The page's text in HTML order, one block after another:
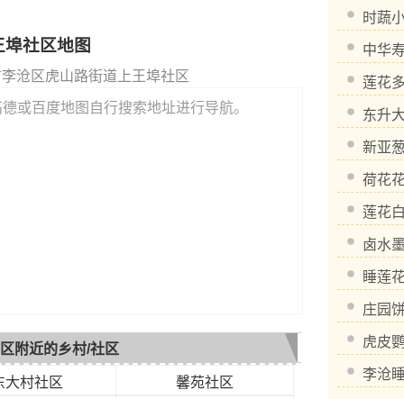
埠社区地图
沧区虎山路街道上王埠社区
或百度地图自行搜索地址进行导航。
附近的乡村/社区
大村社区 馨苑社区
时蔬
中华
莲花
东升
新亚
荷花
莲花
卤水
睡莲
庄园
虎皮
李沧